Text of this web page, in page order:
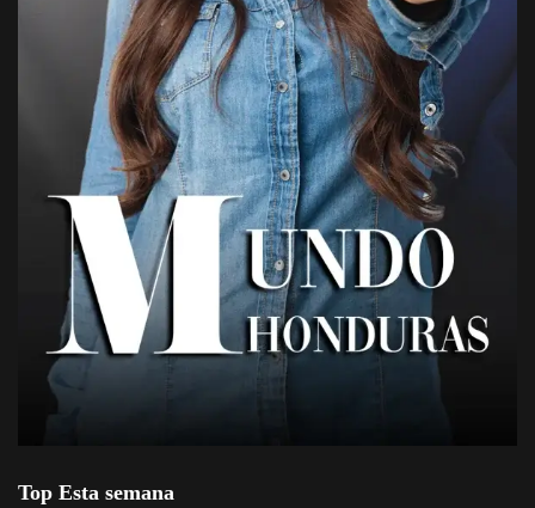
Top Esta semana